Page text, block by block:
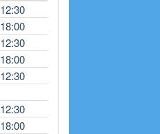
12:30
18:00
12:30
18:00
12:30
12:30
18:00